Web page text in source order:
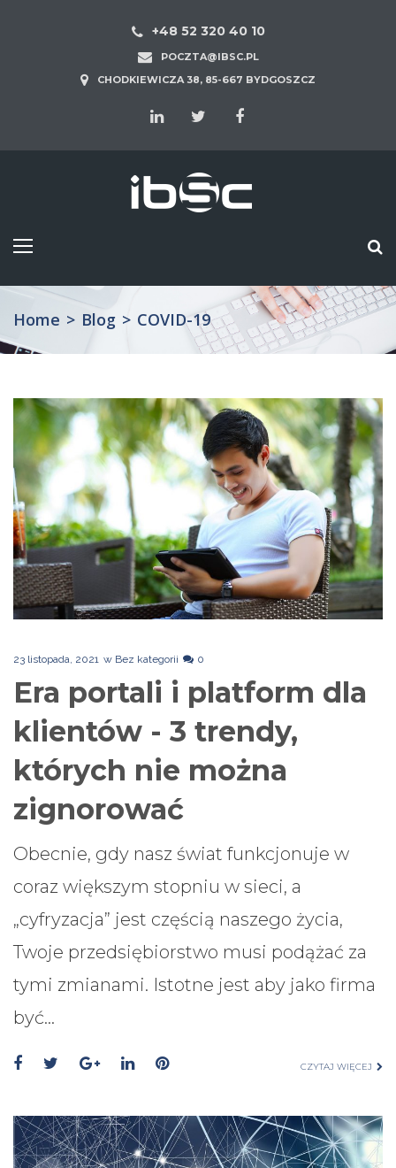
+48 52 320 40 10
POCZTA@IBSC.PL
CHODKIEWICZA 38, 85-667 BYDGOSZCZ
Home > Blog > COVID-19
23 listopada, 2021 w Bez kategorii 0
Era portali i platform dla
klientów - 3 trendy,
których nie można
zignorować
Obecnie, gdy nasz świat funkcjonuje w
coraz większym stopniu w sieci, a
„cyfryzacja” jest częścią naszego życia,
Twoje przedsiębiorstwo musi podążać za
tymi zmianami. Istotne jest aby jako firma
być…
CZYTAJ WIĘCEJ